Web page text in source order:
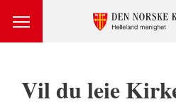
Vil du leie